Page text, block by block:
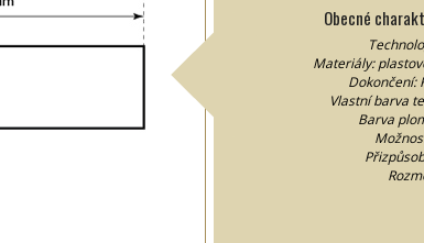
Obecné
Materiály:
Dokončení:
Vlastní barva
Barva